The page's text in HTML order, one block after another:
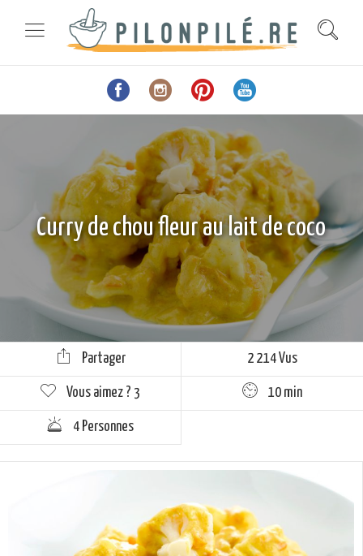
Curry de chou fleur au lait de coco
Partager 2 214 Vus
Vous aimez ? 3 10 min
4 Personnes